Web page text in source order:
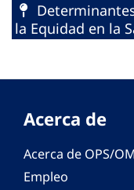
la Equidad en la
Acerca de
Acerca de OPS/
Empleo